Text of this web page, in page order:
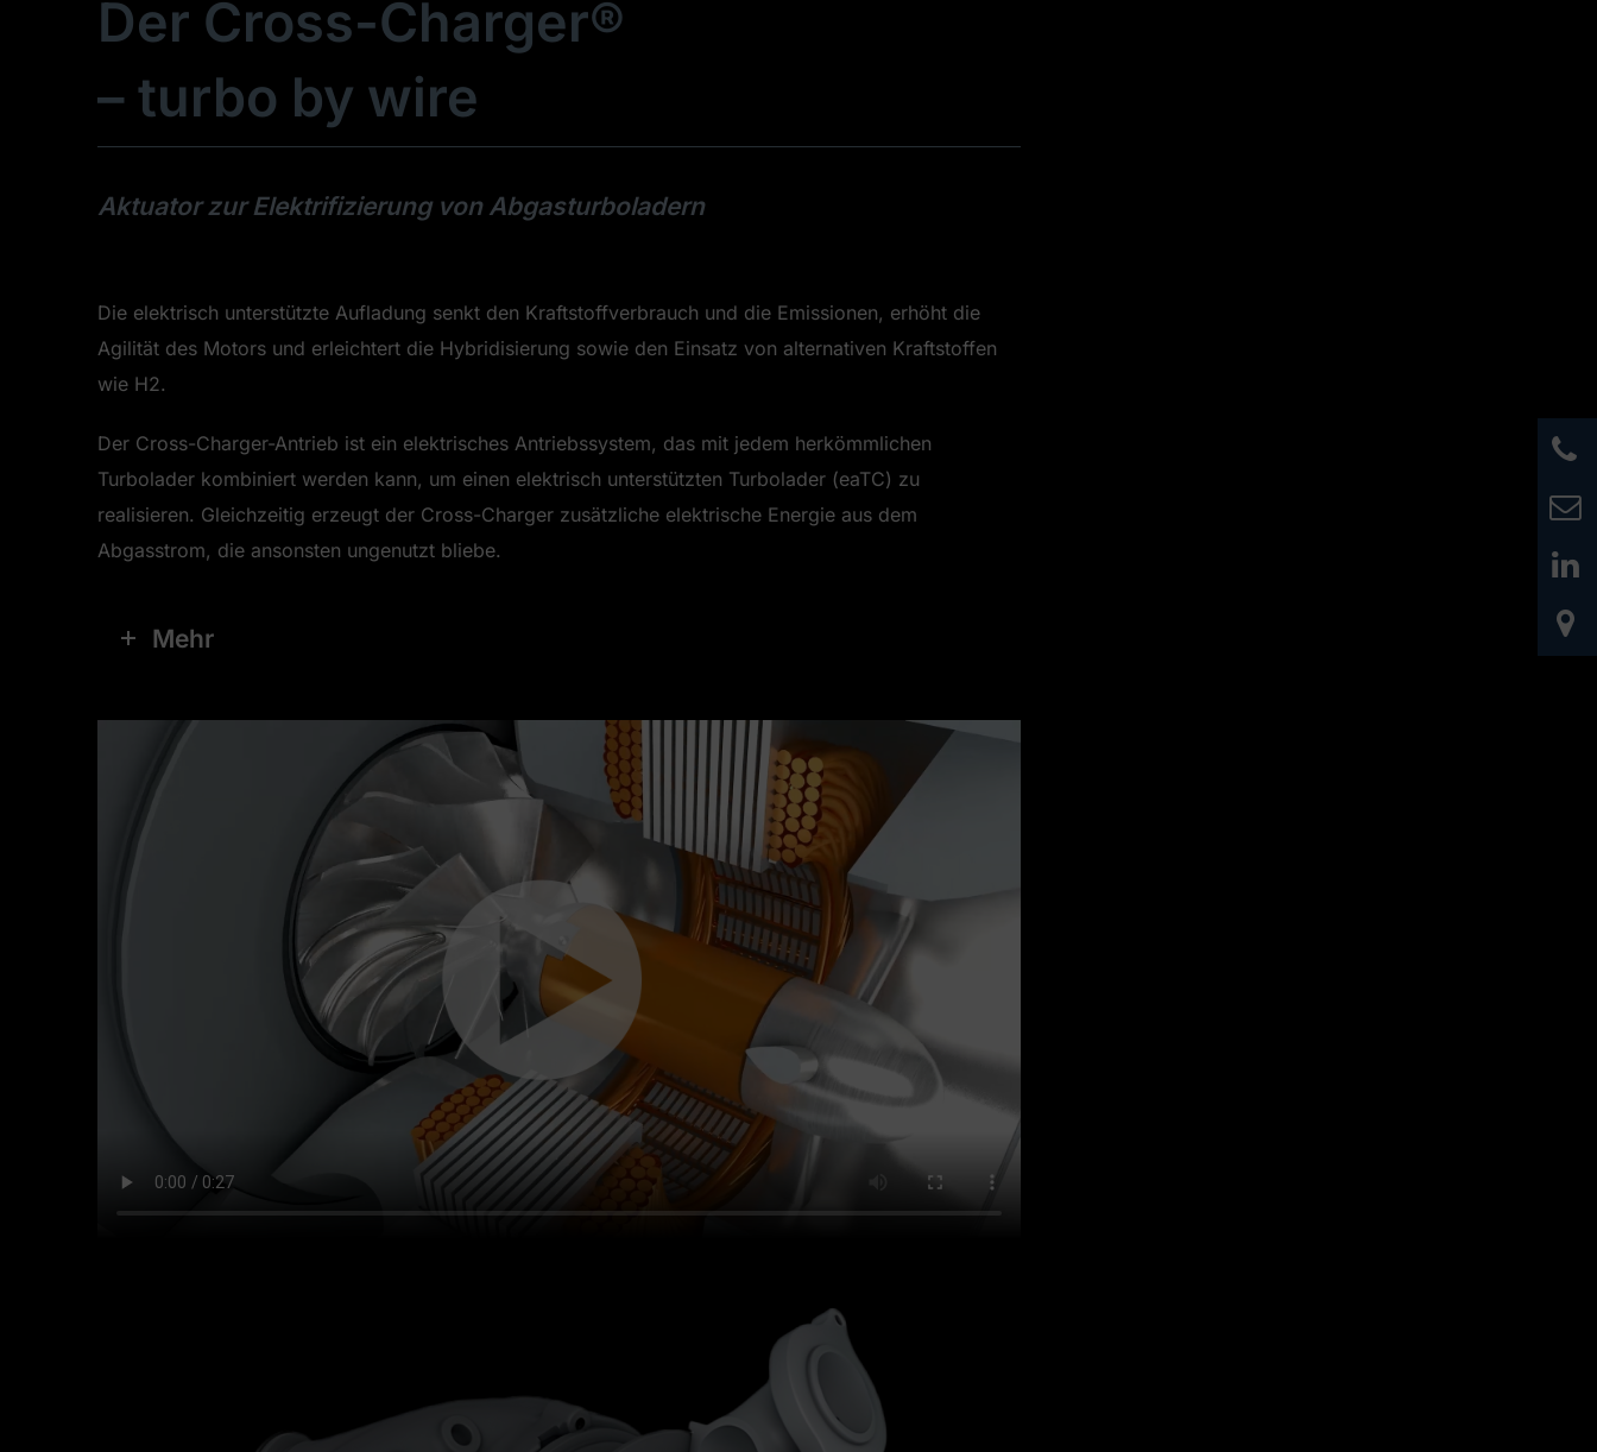
Der Cross-Charger®
– turbo by wire
Aktuator zur Elektrifizierung von Abgasturboladern
Die elektrisch unterstützte Aufladung senkt den Kraftstoffverbrauch und die Emissionen, erhöht die
Agilität des Motors und erleichtert die Hybridisierung sowie den Einsatz von alternativen Kraftstoffen
wie H2.
Der Cross-Charger-Antrieb ist ein elektrisches Antriebssystem, das mit jedem herkömmlichen
Turbolader kombiniert werden kann, um einen elektrisch unterstützten Turbolader (eaTC) zu
realisieren. Gleichzeitig erzeugt der Cross-Charger zusätzliche elektrische Energie aus dem
Abgasstrom, die ansonsten ungenutzt bliebe.
Mehr